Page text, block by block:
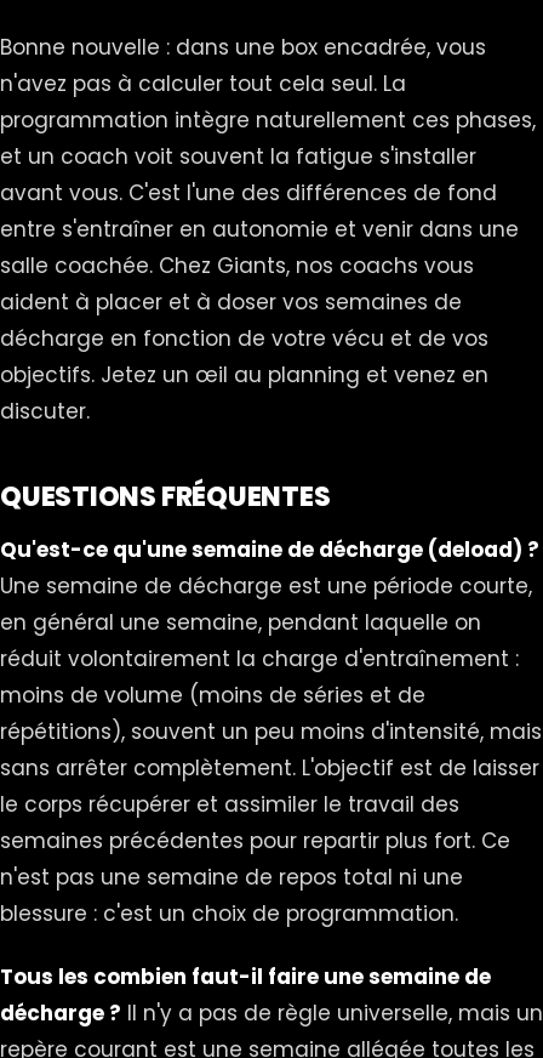
Bonne nouvelle : dans une box encadrée, vous
n'avez pas à calculer tout cela seul. La
programmation intègre naturellement ces phases,
et un coach voit souvent la fatigue s'installer
avant vous. C'est l'une des différences de fond
entre s'entraîner en autonomie et venir dans une
salle coachée. Chez Giants, nos coachs vous
aident à placer et à doser vos semaines de
décharge en fonction de votre vécu et de vos
objectifs. Jetez un œil au planning et venez en
discuter.
QUESTIONS FRÉQUENTES
Qu'est-ce qu'une semaine de décharge (deload) ?
Une semaine de décharge est une période courte,
en général une semaine, pendant laquelle on
réduit volontairement la charge d'entraînement :
moins de volume (moins de séries et de
répétitions), souvent un peu moins d'intensité, mais
sans arrêter complètement. L'objectif est de laisser
le corps récupérer et assimiler le travail des
semaines précédentes pour repartir plus fort. Ce
n'est pas une semaine de repos total ni une
blessure : c'est un choix de programmation.
Tous les combien faut-il faire une semaine de
décharge ? Il n'y a pas de règle universelle, mais un
repère courant est une semaine allégée toutes les